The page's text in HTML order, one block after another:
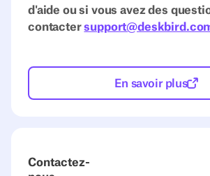
d'aide ou si vous avez des
contacter
En savoir plus
Contactez-